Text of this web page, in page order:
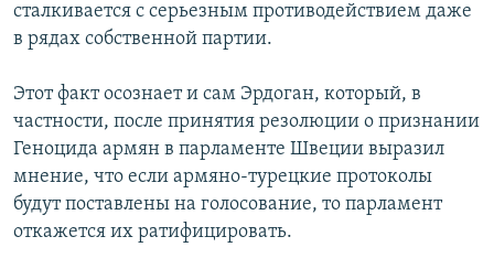
сталкивается с серьезным противодействием даже
в рядах собственной партии.
Этот факт осознает и сам Эрдоган, который, в
частности, после принятия резолюции о признании
Геноцида армян в парламенте Швеции выразил
мнение, что если армяно-турецкие протоколы
будут поставлены на голосование, то парламент
откажется их ратифицировать.